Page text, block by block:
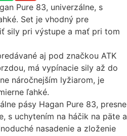
Pure 83, univerzálne, s
Set je vhodný pre
sily pri výstupe a mať pri tom
aj pod značkou ATK
má vypínacie sily až do
náročnejším lyžiarom, je
ľahké.
pásy Hagan Pure 83, presne
s uchytením na háčik na päte a
nasadenie a zloženie